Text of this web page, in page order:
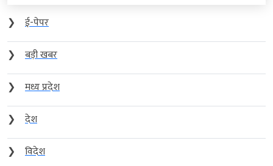
❯
ई-पेपर
❯
बड़ी खबर
❯
मध्य प्रदेश
❯
देश
❯
विदेश